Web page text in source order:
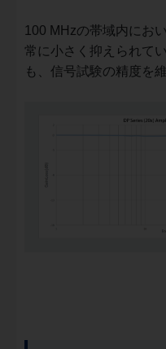
100 MHzの帯域内にお
常に小さく抑えられて
も、信号試験の精度を